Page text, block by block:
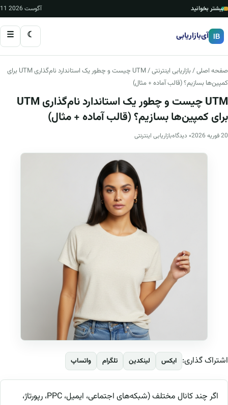
بیشتر بخوانید 11 آگوست 2026
IB آی‌بازاریابی ☾
☰
صفحه اصلی/بازاریابی اینترنتی
/ UTM چیست و چطور یک استاندارد نام‌گذاری UTM برای
کمپین‌ها بسازیم؟ (قالب آماده + مثال)
UTM چیست و چطور یک استاندارد نام‌گذاری UTM
برای کمپین‌ها بسازیم؟ (قالب آماده + مثال)
20 فوریه 2026 ۰ دیدگاه بازاریابی اینترنتی
اشتراک گذاری: ایکس لینکدین تلگرام واتساپ
اگر چند کانال مختلف (شبکه‌های اجتماعی، ایمیل، PPC، رپورتاژ،